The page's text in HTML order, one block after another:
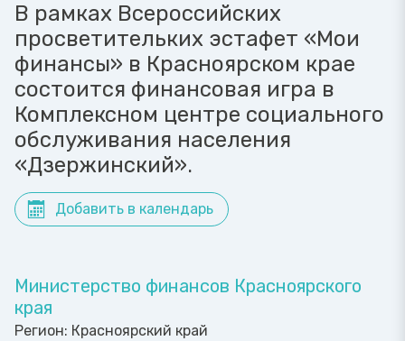
В рамках Всероссийских
просветительких эстафет «Мои
финансы» в Красноярском крае
состоится финансовая игра в
Комплексном центре социального
обслуживания населения
«Дзержинский».
Добавить в календарь
Министерство финансов Красноярского
края
Регион: Красноярский край